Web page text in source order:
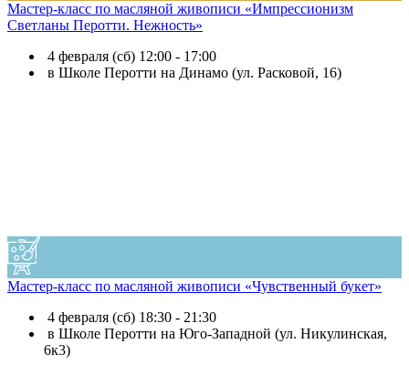
Мастер-класс по масляной живописи «Импрессионизм
Светланы Перотти. Нежность»
4 февраля (сб) 12:00 - 17:00
в Школе Перотти на Динамо (ул. Расковой, 16)
Мастер-класс по масляной живописи «Чувственный букет»
4 февраля (сб) 18:30 - 21:30
в Школе Перотти на Юго-Западной (ул. Никулинская,
6к3)